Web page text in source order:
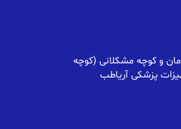
و کوچه مشکلانی (کوچه